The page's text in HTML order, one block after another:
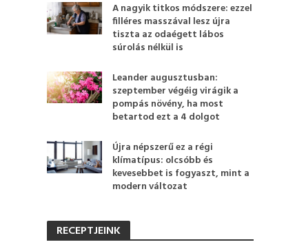
A nagyik titkos módszere: ezzel
filléres masszával lesz újra
tiszta az odaégett lábos
súrolás nélkül is
Leander augusztusban:
szeptember végéig virágik a
pompás növény, ha most
betartod ezt a 4 dolgot
Újra népszerű ez a régi
klímatípus: olcsóbb és
kevesebbet is fogyaszt, mint a
modern változat
RECEPTJEINK